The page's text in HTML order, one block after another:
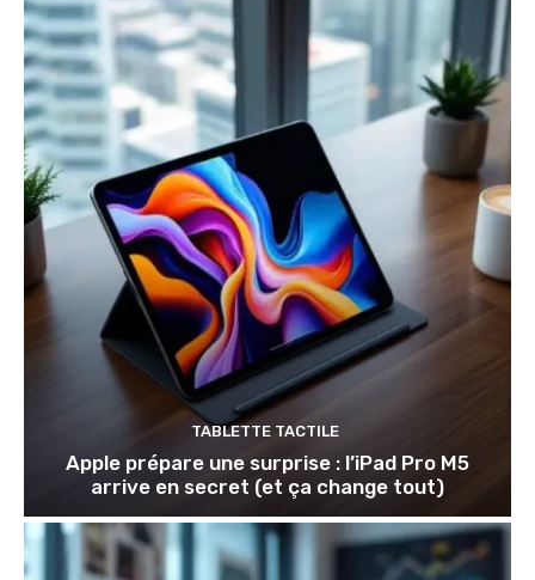
TABLETTE TACTILE
Apple prépare une surprise : l’iPad Pro M5
arrive en secret (et ça change tout)